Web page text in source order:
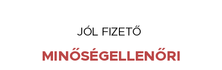
JÓL FIZETŐ
MINŐSÉGELLENŐRI